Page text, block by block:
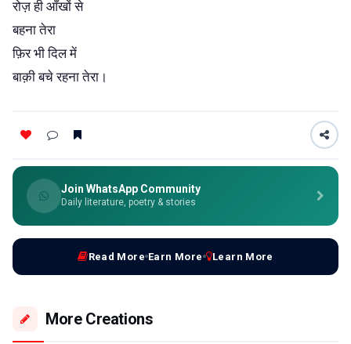
रोज़ ही आँखों से
बहना तेरा
फ़िर भी दिल में
बाक़ी बचे रहना तेरा।
Join WhatsApp Community
Daily literature, poetry & stories
Read More Earn More Learn More
More Creations